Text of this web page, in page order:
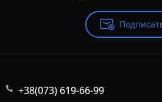
+38(073) 619-66-99